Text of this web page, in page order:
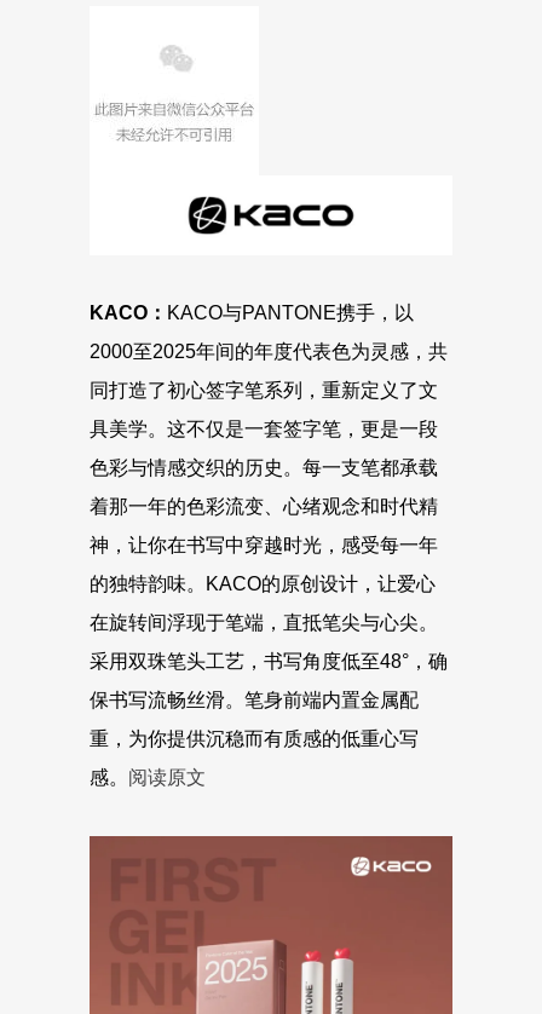
KACO： KACO与PANTONE携手，以
2000至2025年间的年度代表色为灵感，共
同打造了初心签字笔系列，重新定义了文
具美学。这不仅是一套签字笔，更是一段
色彩与情感交织的历史。每一支笔都承载
着那一年的色彩流变、心绪观念和时代精
神，让你在书写中穿越时光，感受每一年
的独特韵味。KACO的原创设计，让爱心
在旋转间浮现于笔端，直抵笔尖与心尖。
采用双珠笔头工艺，书写角度低至48°，确
保书写流畅丝滑。笔身前端内置金属配
重，为你提供沉稳而有质感的低重心写
感。 阅读原文